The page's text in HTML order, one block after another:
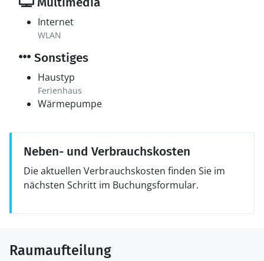
Internet
WLAN
Sonstiges
Haustyp
Ferienhaus
Wärmepumpe
Neben- und Verbrauchskosten
Die aktuellen Verbrauchskosten finden Sie im
nächsten Schritt im Buchungsformular.
Raumaufteilung